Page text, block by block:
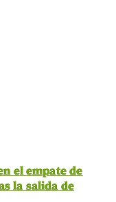
el empate de
la salida de